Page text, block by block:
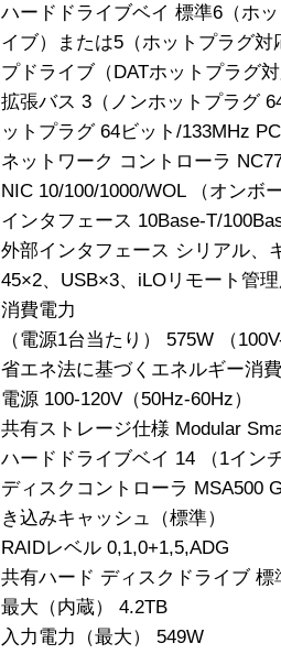
ハードドライブベイ 標準6（ホ
イブ）または5（ホットプラグ
プドライブ（DATホットプラグ
拡張バス 3（ノンホットプラグ
ットプラグ 64ビット/133MHz
ネットワーク コントローラ
NIC 10/100/1000/WOL （オンボ
インタフェース 10Base-T/
外部インタフェース シリアル、
45×2、USB×3、iLOリモート管
消費電力
（電源1台当たり） 575W （
省エネ法に基づくエネルギー消
電源 100-120V（50Hz-60Hz）
共有ストレージ仕様 Modular
ハードドライブベイ 14 （1イン
ディスクコントローラ MSA500
き込みキャッシュ（標準）
RAIDレベル 0,1,0+1,5,ADG
共有ハード ディスクドライブ 標
最大（内蔵） 4.2TB
入力電力（最大） 549W